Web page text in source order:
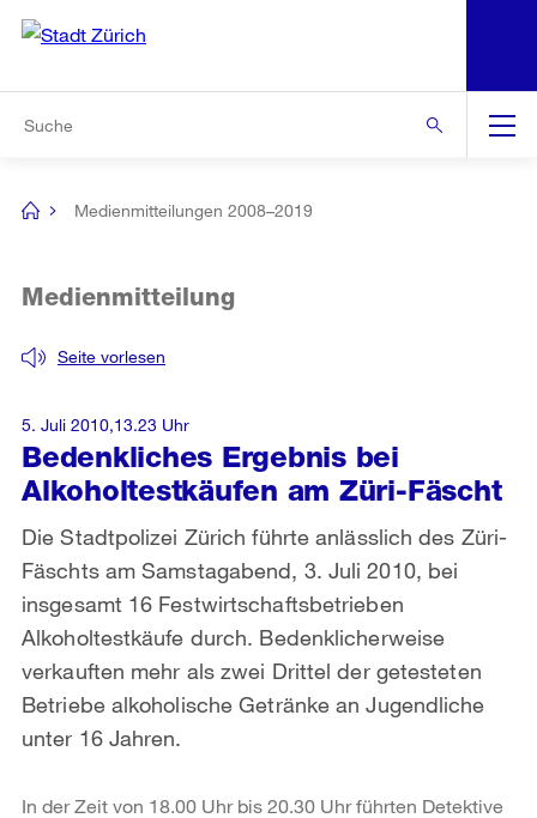
Navigation
[no
Medienmitteilungen 2008–2019
Bedenkliches Ergebnis bei
Alkoholtestkäufen am Züri-Fäscht
Seite vorlesen
Medienmitteilung
Die Stadtpolizei Zürich führte anlässlich des Züri-
Fäschts am Samstagabend, 3. Juli 2010, bei
insgesamt 16 Festwirtschaftsbetrieben
Alkoholtestkäufe durch. Bedenklicherweise
verkauften mehr als zwei Drittel der getesteten
Betriebe alkoholische Getränke an Jugendliche
unter 16 Jahren.
5. Juli 2010,13.23 Uhr
In der Zeit von 18.00 Uhr bis 20.30 Uhr führten Detektive